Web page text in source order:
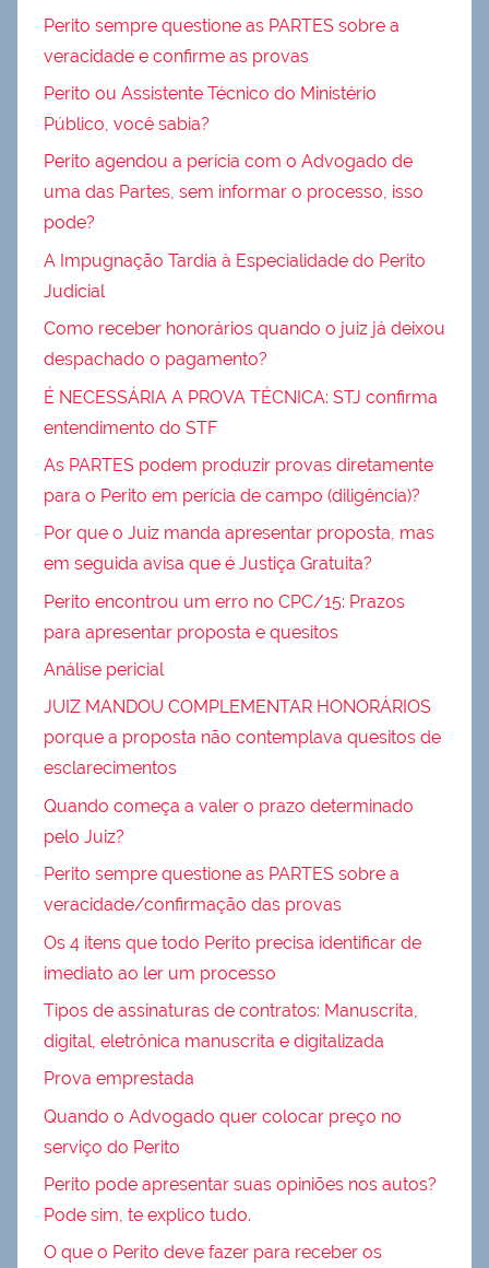
Perito sempre questione as PARTES sobre a
veracidade e confirme as provas
Perito ou Assistente Técnico do Ministério
Público, você sabia?
Perito agendou a perícia com o Advogado de
uma das Partes, sem informar o processo, isso
pode?
A Impugnação Tardia à Especialidade do Perito
Judicial
Como receber honorários quando o juiz já deixou
despachado o pagamento?
É NECESSÁRIA A PROVA TÉCNICA: STJ confirma
entendimento do STF
As PARTES podem produzir provas diretamente
para o Perito em perícia de campo (diligência)?
Por que o Juiz manda apresentar proposta, mas
em seguida avisa que é Justiça Gratuita?
Perito encontrou um erro no CPC/15: Prazos
para apresentar proposta e quesitos
Análise pericial
JUIZ MANDOU COMPLEMENTAR HONORÁRIOS
porque a proposta não contemplava quesitos de
esclarecimentos
Quando começa a valer o prazo determinado
pelo Juiz?
Perito sempre questione as PARTES sobre a
veracidade/confirmação das provas
Os 4 itens que todo Perito precisa identificar de
imediato ao ler um processo
Tipos de assinaturas de contratos: Manuscrita,
digital, eletrônica manuscrita e digitalizada
Prova emprestada
Quando o Advogado quer colocar preço no
serviço do Perito
Perito pode apresentar suas opiniões nos autos?
Pode sim, te explico tudo.
O que o Perito deve fazer para receber os